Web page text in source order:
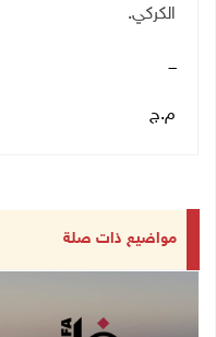
الكركي.
ـــ
م.ج
مواضيع ذات صلة